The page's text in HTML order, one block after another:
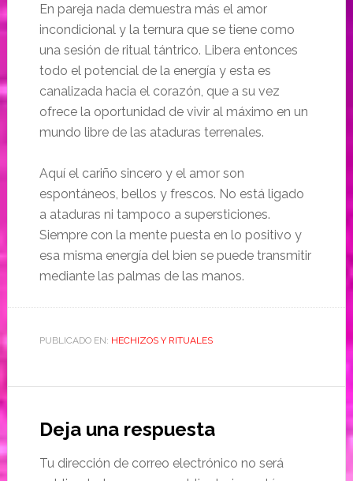
En pareja nada demuestra más el amor
incondicional y la ternura que se tiene como
una sesión de ritual tántrico. Libera entonces
todo el potencial de la energía y esta es
canalizada hacia el corazón, que a su vez
ofrece la oportunidad de vivir al máximo en un
mundo libre de las ataduras terrenales.
Aquí el cariño sincero y el amor son
espontáneos, bellos y frescos. No está ligado
a ataduras ni tampoco a supersticiones.
Siempre con la mente puesta en lo positivo y
esa misma energía del bien se puede transmitir
mediante las palmas de las manos.
PUBLICADO EN: HECHIZOS Y RITUALES
Deja una respuesta
Tu dirección de correo electrónico no será